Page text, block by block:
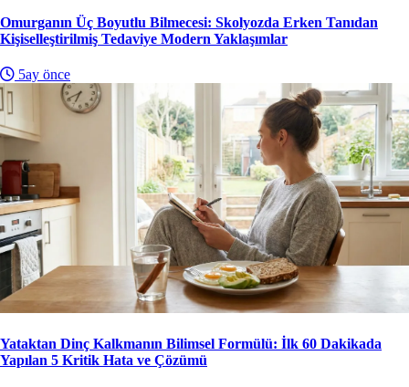
Omurganın Üç Boyutlu Bilmecesi: Skolyozda Erken Tanıdan
Kişiselleştirilmiş Tedaviye Modern Yaklaşımlar
5ay önce
Yataktan Dinç Kalkmanın Bilimsel Formülü: İlk 60 Dakikada
Yapılan 5 Kritik Hata ve Çözümü